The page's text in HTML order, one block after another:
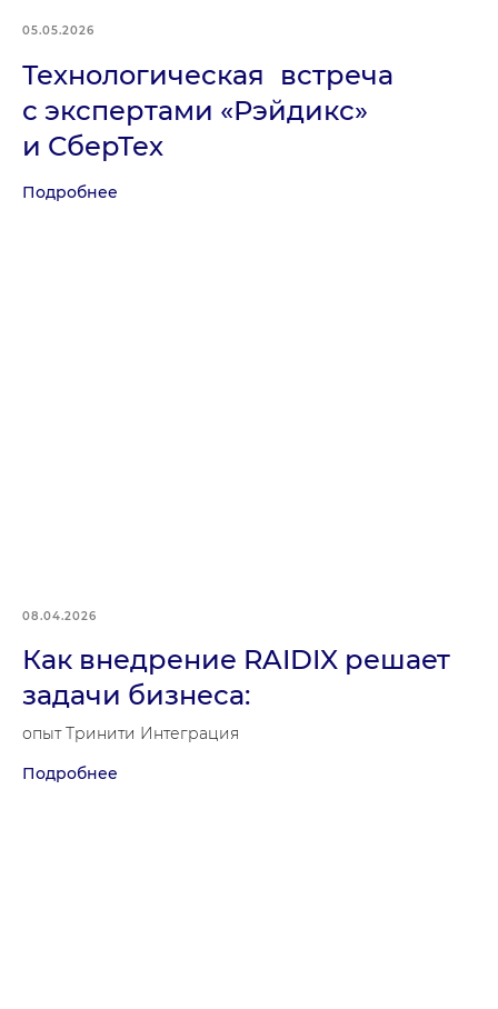
05.05.2026
Технологическая встреча
с экспертами «Рэйдикс»
и СберТех
Подробнее
08.04.2026
Как внедрение RAIDIX решает
задачи бизнеса:
опыт Тринити Интеграция
Подробнее